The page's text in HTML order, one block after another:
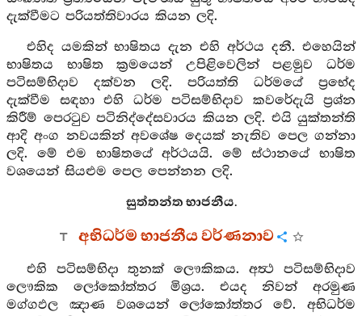
දැක්වීමට පරියත්තිවාරය කියන ලදි.
එහිද යමකින් භාෂිතය දැන එහි අර්ථය දනී. එහෙයින්
භාෂිතය භාෂිත ක්‍රමයෙන් උපිළිවෙලින් පළමුව ධර්ම
පටිසම්භිදාව දක්වන ලදි. පරියත්ති ධර්මයේ ප්‍රභේද
දැක්වීම සඳහා එහි ධර්ම පටිසම්භිදාව කවරේදැයි ප්‍රශ්න
කිරීම් පෙරටුව පටිනිද්දේසවාරය කියන ලදි. එයි යුක්තන්ති
ආදි අංග නවයකින් අවශේෂ දෙයක් නැතිව පෙල ගන්නා
ලදි. මේ එම භාෂිතයේ අර්ථයයි. මේ ස්ථානයේ භාෂිත
වශයෙන් සියළුම පෙල පෙන්නන ලදි.
සුත්තන්ත භාජනීය.
අභිධර්ම භාජනීය වර්ණනාව
එහි පටිසම්භිදා තුනක් ලෞකිකය. අත්‍ථ පටිසම්භිදාව
ලෞකික ලෝකෝත්තර මිශ්‍රය. එයද නිවන් අරමුණ
මග්ගඵල ඤාණ වශයෙන් ලෝකෝත්තර වේ. අභිධර්ම